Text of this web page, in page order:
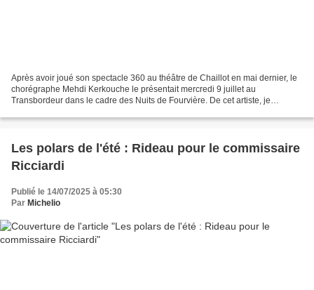
Après avoir joué son spectacle 360 au théâtre de Chaillot en mai dernier, le
chorégraphe Mehdi Kerkouche le présentait mercredi 9 juillet au
Transbordeur dans le cadre des Nuits de Fourvière. De cet artiste, je
Les polars de l'été : Rideau pour le commissaire
Ricciardi
Publié le 14/07/2025 à 05:30
Par Michelio